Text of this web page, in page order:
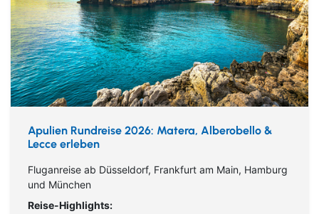
Apulien Rundreise 2026: Matera, Alberobello &
Lecce erleben
Fluganreise ab Düsseldorf, Frankfurt am Main, Hamburg
und München
Reise-Highlights: